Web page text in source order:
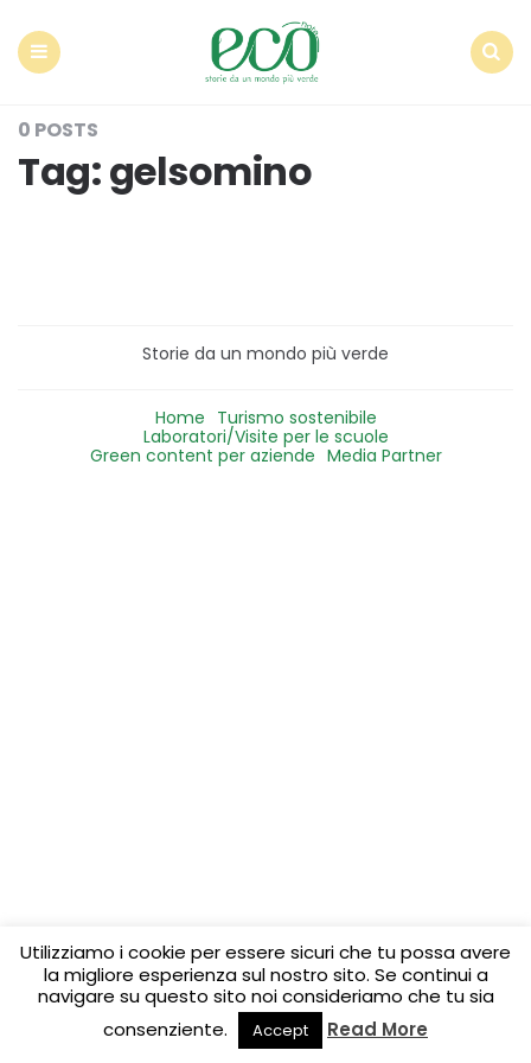
0 POSTS
Tag:gelsomino
Storie da un mondo più verde
Home Turismo sostenibile
Laboratori/Visite per le scuole
Green content per aziende Media Partner
Utilizziamo i cookie per essere sicuri che tu possa avere
la migliore esperienza sul nostro sito. Se continui a
navigare su questo sito noi consideriamo che tu sia
consenziente.
Accept Read More